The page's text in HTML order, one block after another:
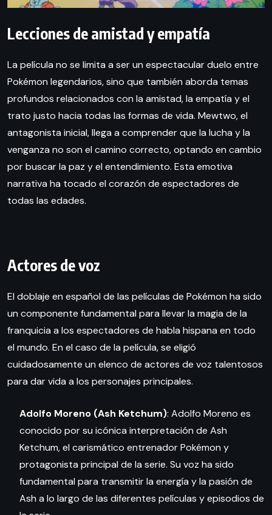
Lecciones de amistad y empatía
La película no se limita a ser un espectacular duelo entre
Pokémon legendarios, sino que también aborda temas
profundos relacionados con la amistad, la empatía y el
trato justo hacia todas las formas de vida. Mewtwo, el
antagonista inicial, llega a comprender que la lucha y la
venganza no son el camino correcto, optando en cambio
por buscar la paz y el entendimiento. Esta emotiva
narrativa ha tocado el corazón de espectadores de
todas las edades.
Actores de voz
El doblaje en español de las películas de Pokémon ha sido
un componente fundamental para llevar la magia de la
franquicia a los espectadores de habla hispana en todo
el mundo. En el caso de la película, se eligió
cuidadosamente un elenco de actores de voz talentosos
para dar vida a los personajes principales.
Adolfo Moreno (Ash Ketchum): Adolfo Moreno es
conocido por su icónica interpretación de Ash
Ketchum, el carismático entrenador Pokémon y
protagonista principal de la serie. Su voz ha sido
fundamental para transmitir la energía y la pasión de
Ash a lo largo de las diferentes películas y episodios de